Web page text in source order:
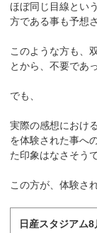
ほぼ同じ目線とい
方である事も予想
このような方も、
とから、不要であ
でも、
実際の感想におけ
を体験された事へ
た印象はなさそう
この方が、体験さ
日産スタジアム